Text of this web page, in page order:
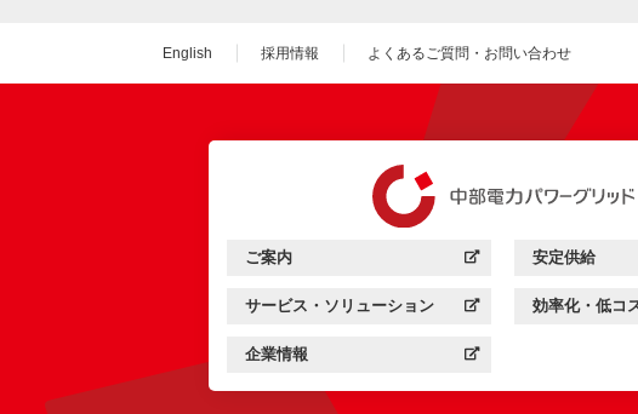
English 採用情報 よくあるご質問・お問い合わせ
中部電力パワーグリッド：
ご案内
（新しいウィンドウを開きます） 中部電力パワ
安定供給
（新しいウィ
中部電力パワーグリッド：
サービス・ソリューション
（新しいウィンドウを開きます） 中部電力パワ
効率化・低コ
（新しいウィ
中部電力パワーグリッド：
企業情報
（新しいウィンドウを開きます）